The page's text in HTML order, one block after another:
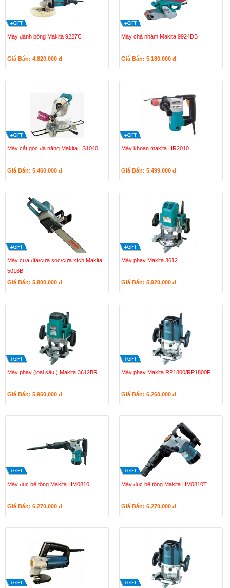
Máy đánh bóng Makita 9227C
Giá Bán: 4,820,000 đ
Máy chà nhám Makita 9924DB
Giá Bán: 5,180,000 đ
Máy cắt góc đa năng Makita LS1040
Giá Bán: 5,460,000 đ
Máy khoan makita HR2010
Giá Bán: 5,499,000 đ
Máy cưa đĩa/cưa sọc/cưa xích Makita
5016B
Giá Bán: 5,800,000 đ
Máy phay Makita 3612
Giá Bán: 5,920,000 đ
Máy phay (loại sâu ) Makita 3612BR
Giá Bán: 5,960,000 đ
Máy phay Makita RP1800/RP1800F
Giá Bán: 6,260,000 đ
Máy đục bê tông Makita HM0810
Giá Bán: 6,270,000 đ
Máy đục bê tông Makita HM0810T
Giá Bán: 6,270,000 đ